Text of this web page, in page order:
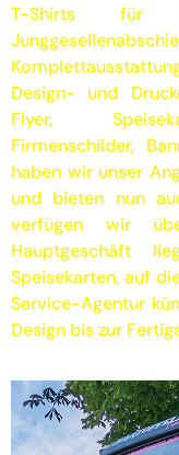
T-Shirts für
Design- und
Flyer,
Firmenschilder,
haben wir unser
und bieten nun
verfügen wir
Hauptgeschäft
Speisekarten, auf
Service-Agentur
Design bis zur